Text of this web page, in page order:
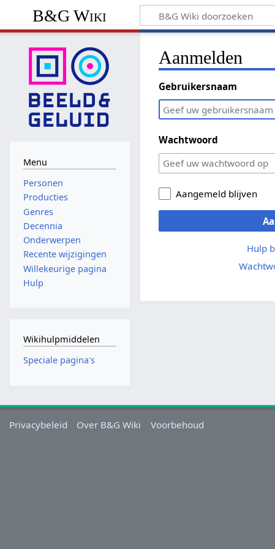
B&G Wiki
Aanmelden
Gebruikersnaam
Wachtwoord
Aangemeld blijven
Hulp
Menu
Personen
Producties
Genres
Decennia
Onderwerpen
Recente wijzigingen
Willekeurige pagina
Hulp
Wikihulpmiddelen
Speciale pagina's
Privacybeleid Over B&G Wiki Voorbehoud